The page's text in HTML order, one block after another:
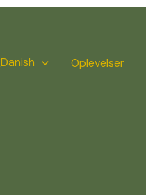
Danish Oplevelser